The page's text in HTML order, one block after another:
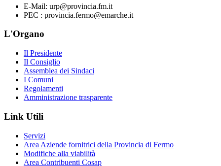
E-Mail: urp@provincia.fm.it
PEC : provincia.fermo@emarche.it
L'Organo
Il Presidente
Il Consiglio
Assemblea dei Sindaci
I Comuni
Regolamenti
Amministrazione trasparente
Link Utili
Servizi
Area Aziende fornitrici della Provincia di Fermo
Modifiche alla viabilità
Area Contribuenti Cosap